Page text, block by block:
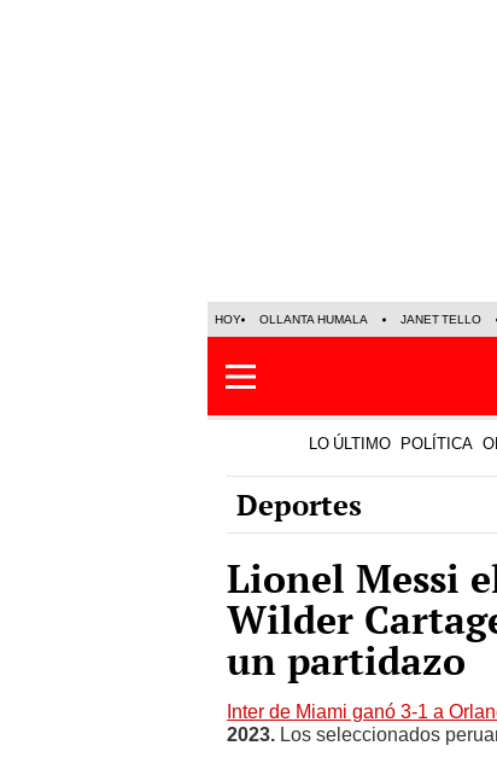
HOY OLLANTA HUMALA JANET TELLO
LO ÚLTIMO POLÍTICA
Deportes
Lionel Messi
Wilder
un partidazo
Inter de Miami ganó 3-1 a
2023. Los seleccionados